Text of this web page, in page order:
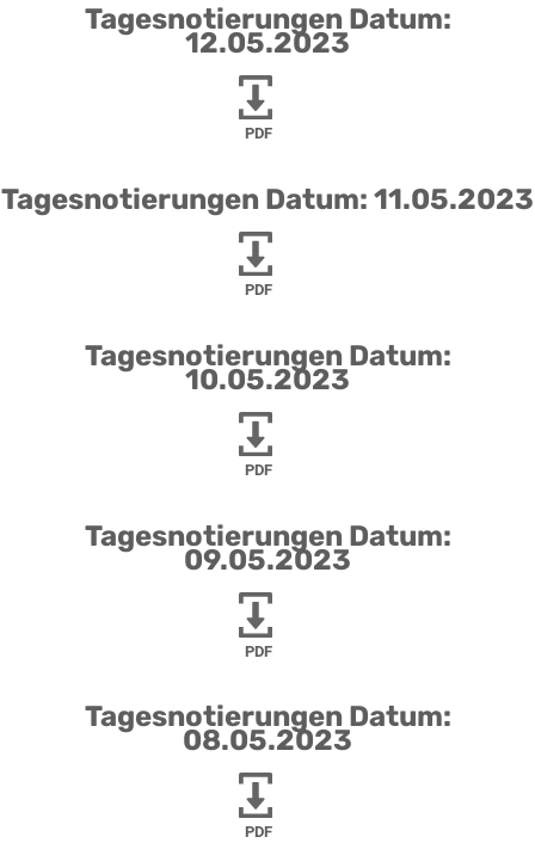
Tagesnotierungen Datum:
12.05.2023
PDF
Tagesnotierungen Datum: 11.05.2023
PDF
Tagesnotierungen Datum:
10.05.2023
PDF
Tagesnotierungen Datum:
09.05.2023
PDF
Tagesnotierungen Datum:
08.05.2023
PDF